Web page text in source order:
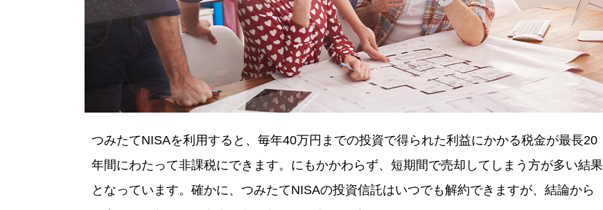
つみたてNISAを利用すると、毎年40万円までの投資で得られた利益にかかる税金が最長20
年間にわたって非課税にできます。にもかかわらず、短期間で売却してしまう方が多い結果
となっています。確かに、つみたてNISAの投資信託はいつでも解約できますが、結論から